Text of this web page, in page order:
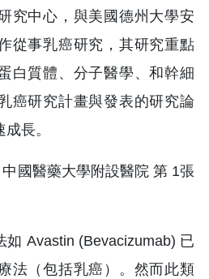
究中心，與美國德州大學安
從事乳癌研究，其研究重點
白質體、分子醫學、和幹細
癌研究計畫與發表的研究論
長。
如 Avastin (Bevacizumab) 已
法（包括乳癌）。然而此類